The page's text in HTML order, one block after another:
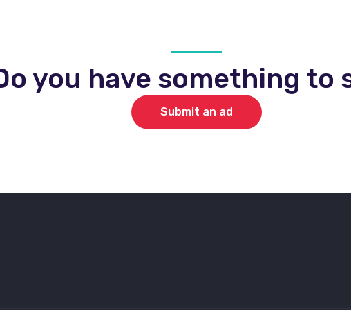
you have something to
Submit an ad